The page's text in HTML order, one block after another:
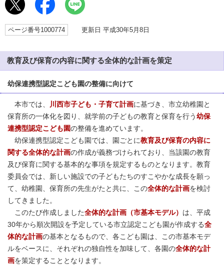
ページ番号1000774 更新日 平成30年5月8日
教育及び保育の内容に関する全体的な計画を策定
幼保連携型認定こども園の整備に向けて
本市では、 川西市子ども・子育て計画に基づき、市立幼稚園と
保育所の一体化を図り、就学前の子どもの教育と保育を行う 幼保
連携型認定こども園の整備を進めています。
幼保連携型認定こども園では、園ごとに教育及び保育の内容に
関する全体的な計画の作成が義務づけられており、当該園の教育
及び保育に関する基本的な事項を規定するものとなります。教育
委員会では、新しい施設での子どもたちのすこやかな成長を願っ
て、幼稚園、保育所の先生がたと共に、この全体的な計画を検討
してきました。
このたび作成しました全体的な計画（市基本モデル） は、平成
30年から順次開設を予定している市立認定こども園が作成する全
体的な計画の基本となるもので、各こども園は、この市基本モデ
ルをベースに、それぞれの独自性を加味して、各園の全体的な計
画を策定することとなります。